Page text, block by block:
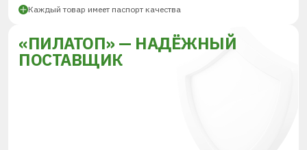
Каждый товар имеет паспорт качества
«ПИЛАТОП» — НАДЁЖНЫЙ
ПОСТАВЩИК